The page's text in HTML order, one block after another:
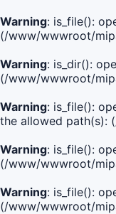
Warning: is_file():
(/www/wwwroot/
Warning: is_dir():
(/www/wwwroot/
Warning: is_file():
the allowed path(s):
Warning: is_file():
(/www/wwwroot/
Warning: is_file():
(/www/wwwroot/